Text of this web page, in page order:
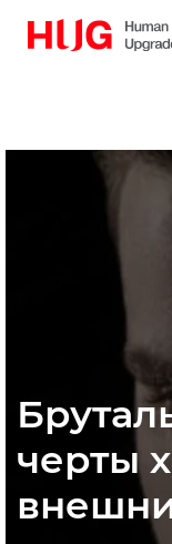
черты